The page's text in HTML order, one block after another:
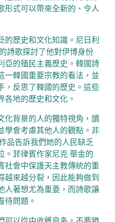
形式可以帶來全新的、令人
的歷史和文化知識。尼日利
詩歌探討了他對伊博身份
亞的殖民主義歷史。韓國詩
一韓國重要宗教的看法，並
，反思了韓國的歷史。這些
各地的歷史和文化。
化背景的人的獨特視角，讀
學會考慮其他人的觀點。非
品告訴我們她的人民缺乏
菲律賓作家尼克·華金的
社會中保護天主教傳統的重
越來越分裂，因此能夠做到
人著想尤為重要，而詩歌讓
待問題。